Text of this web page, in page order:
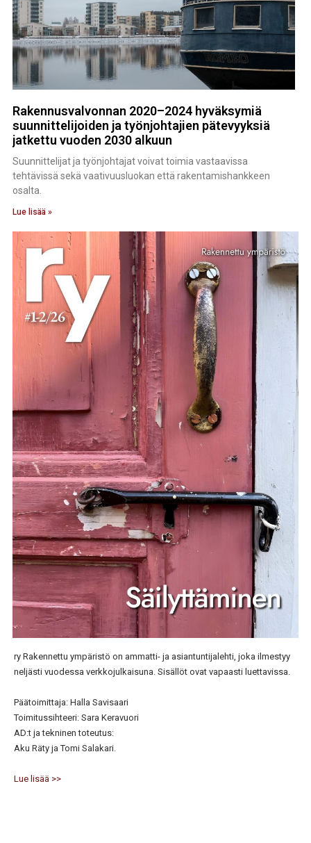
Rakennusvalvonnan 2020–2024 hyväksymiä
suunnittelijoiden ja työnjohtajien pätevyyksiä
jatkettu vuoden 2030 alkuun
Suunnittelijat ja työnjohtajat voivat toimia vastaavissa
tehtävissä sekä vaativuusluokan että rakentamishankkeen
osalta.
Lue lisää »
ry Rakennettu ympäristö on ammatti- ja asiantuntijalehti, joka ilmestyy
neljästi vuodessa verkkojulkaisuna. Sisällöt ovat vapaasti luettavissa.
Päätoimittaja: Halla Savisaari
Toimitussihteeri: Sara Keravuori
AD:t ja tekninen toteutus:
Aku Räty ja Tomi Salakari.
Lue lisää >>